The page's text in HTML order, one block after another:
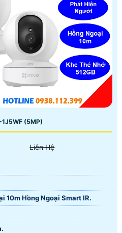
(5MP)
Liên Hệ
10m Hồng Ngoại Smart IR.